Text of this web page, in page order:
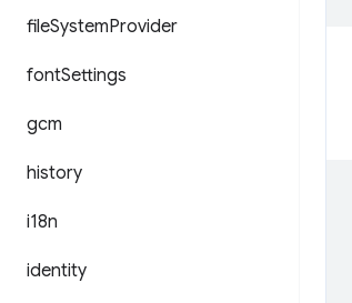
fileSystemProvider
fontSettings
gcm
history
i18n
identity